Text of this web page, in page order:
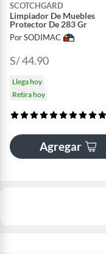
SCOTCHGARD
Limpiador De Muebles
Protector De 283 Gr
Por SODIMAC
S/ 44.90
Llega hoy
Retira hoy
Agregar